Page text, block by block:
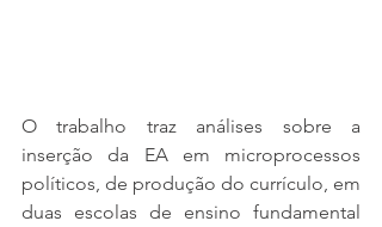
O trabalho traz análises sobre a
inserção da EA em microprocessos
políticos, de produção do currículo, em
duas escolas de ensino fundamental